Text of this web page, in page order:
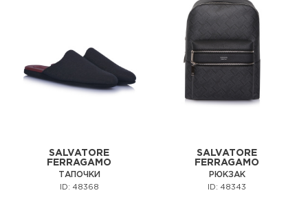
SALVATORE
FERRAGAMO
ТАПОЧКИ
ID: 48368
SALVATORE
FERRAGAMO
РЮКЗАК
ID: 48343